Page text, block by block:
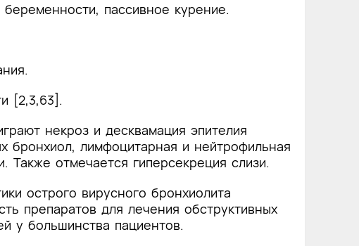
пассивное курение.
[2,3,63].
некроз и десквамация эпителия
бронхиол, лимфоцитарная и нейтрофильная
Также отмечается гиперсекреция слизи.
острого вирусного бронхиолита
препаратов для лечения обструктивных
у большинства пациентов.